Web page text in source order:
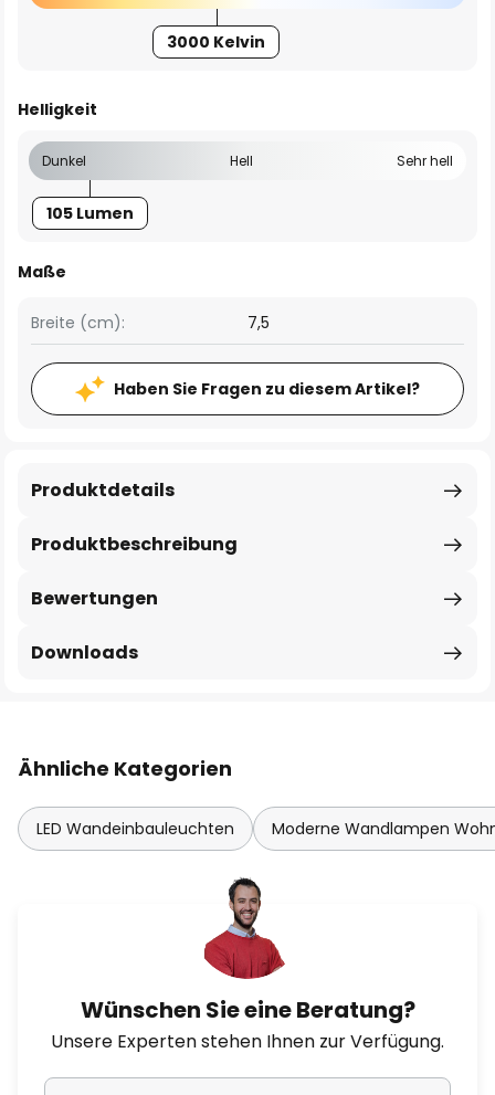
3000 Kelvin
Helligkeit
Dunkel Hell Sehr hell
105 Lumen
Maße
Breite (cm): 7,5
Haben Sie Fragen zu diesem Artikel?
Produktbeschreibung
Produktdetails
Bewertungen
Downloads
Ähnliche Kategorien
LED Wandeinbauleuchten Moderne Wandlampen
Wünschen Sie eine Beratung?
Unsere Experten stehen Ihnen zur Verfügung.